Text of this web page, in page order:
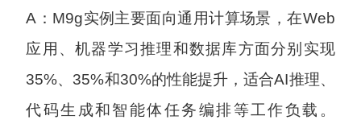
A：M9g实例主要面向通用计算场景，在Web
应用、机器学习推理和数据库方面分别实现
35%、35%和30%的性能提升，适合AI推理、
代码生成和智能体任务编排等工作负载。